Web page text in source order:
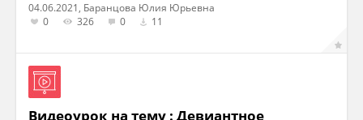
04.06.2021, Баранцова Юлия Юрьевна
0
326 0 11
Видеоурок на тему : Девиантное